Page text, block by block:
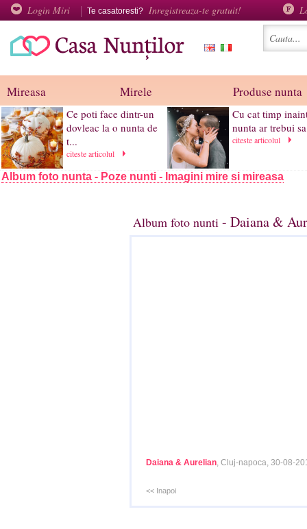
Login Miri Te casatoresti? Inregistreaza-te gratuit!
Mireasa Mirele Produse nunta
Ce poti face dintr-un
dovleac la o nunta de
t...
citeste articolul
Cu cat timp
nunta ar trebui
citeste articolul
Album foto nunta - Poze nunti - Imagini mire si mireasa
Album foto nunti - Daiana &
Daiana & Aurelian, Cluj-napoca, 30-08-
<< Inapoi